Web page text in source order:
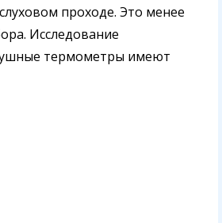
проходе. Это менее
Исследование
ушные термометры имеют